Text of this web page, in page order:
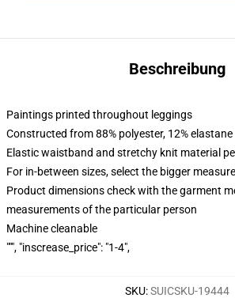
Beschreibung
Paintings printed throughout leggings
Constructed from 88% polyester, 12% elastane
Elastic waistband and stretchy knit material
For in-between sizes, select the bigger
Product dimensions check with the garment
measurements of the particular person
Machine cleanable
""", "inscrease_price": "1-4",
SKU:SUICSKU-19444